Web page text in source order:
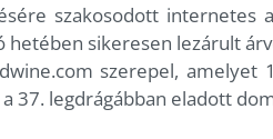
szakosodott internetes
hetében sikeresen lezárult
szerepel,
37. legdrágábban eladott